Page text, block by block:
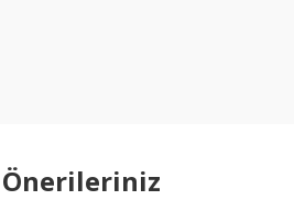
Önerileriniz